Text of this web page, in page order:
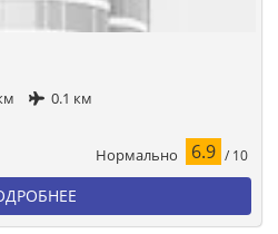
0.1 км
Нормально 6.9 / 10